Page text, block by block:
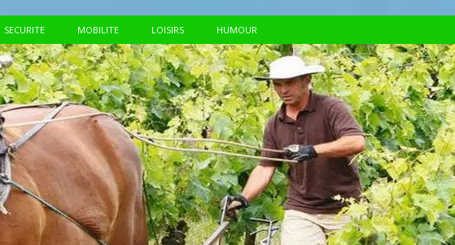
SECURITE MOBILITE LOISIRS HUMOUR